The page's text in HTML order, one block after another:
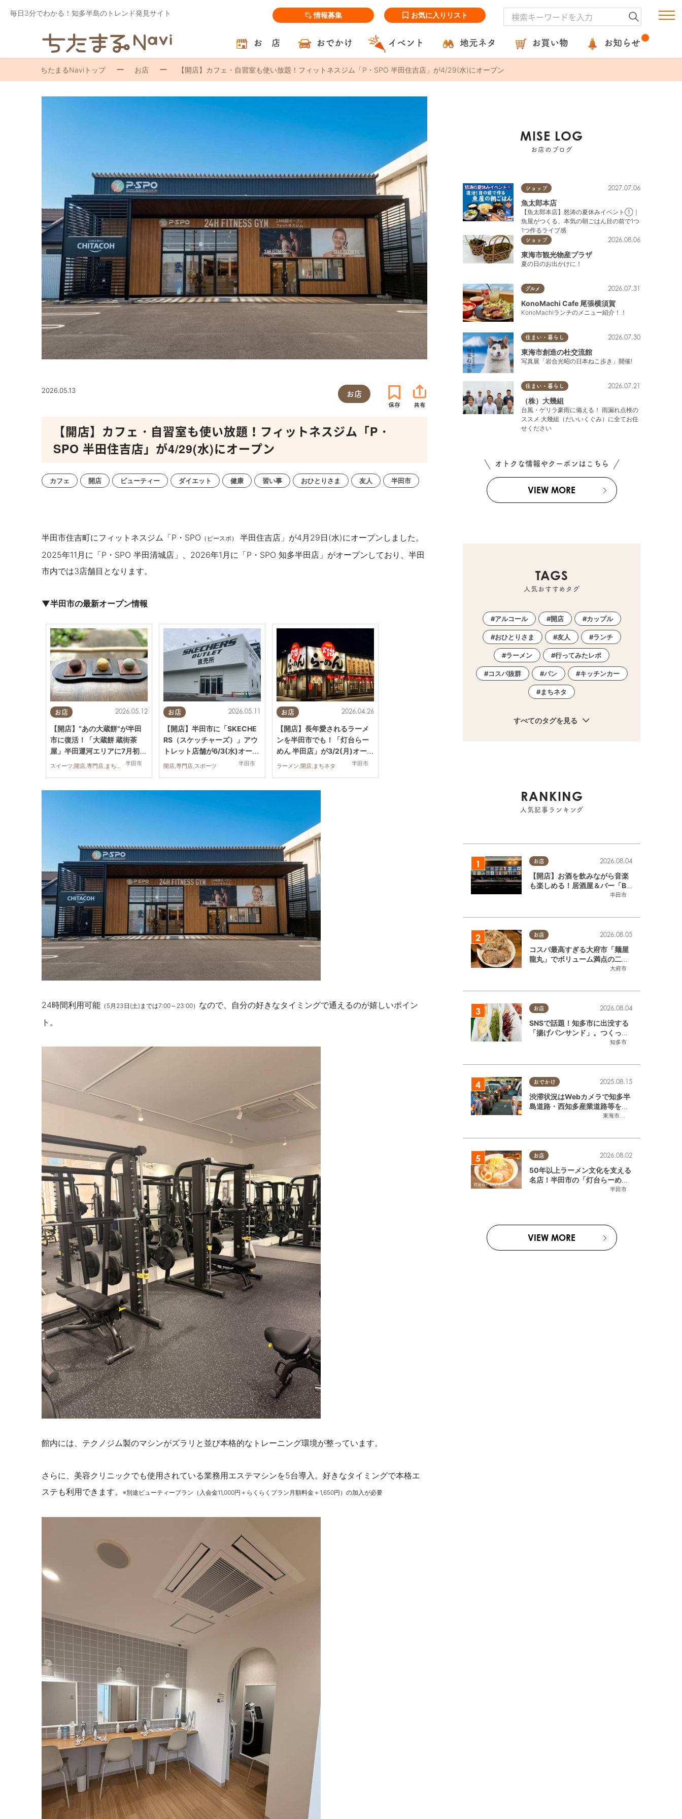
毎日3分でわかる！知多半島のトレンド発見サイト 情報募集 お気に入りリスト
お 店 おでかけ イベント 地元ネタ お買い物 お知らせ
ちたまるNaviトップ お店 【開店】カフェ・自習室も使い放題！フィットネスジム「P・SPO 半田住吉店」が4/29(水)にオープン
2026.05.13 お店
【開店】カフェ・自習室も使い放題！フィットネスジム「P・
SPO 半田住吉店」が4/29(水)にオープン
カフェ 開店 ビューティー ダイエット 健康 習い事 おひとりさま 友人 半田市
半田市住吉町にフィットネスジム「P・SPO （ピースポ）
半田住吉店」が4月29日(水)にオープンしました。
2025年11月に「P・SPO 半田清城店」、2026年1月に 「P・SPO 知多半田 店」がオープンしており、 半田
市内では3店舗目となります。
▼半田市の最新オープン情報
お店
半田市
2026.05.12
【開店】“あの大蔵餅”が半田
市に復活！「大蔵餅 蔵街茶
屋」半田運河エリアに7月初旬
オープン予定
スイーツ,開店,専門店,まちネタ
お店
半田市
2026.05.11
【開店】半田市に「SKECHE
RS（スケッチャーズ）」アウ
トレット店舗が6/3(水)オープ
ン予定！出店場所や現在の様
開店,専門店,スポーツ
お店
半田市
2026.04.26
【開店】長年愛されるラーメ
ンを半田市でも！「灯台らー
めん 半田店」が3/2(月)オープ
ン
ラーメン,開店,まちネタ
24時間利用可能 （5月23日(土)までは7:00～23:00） なので、自分の好きなタイミングで通えるのが嬉しいポイン
ト。
館内には、テクノジム製のマシンがズラリと並び本格的なトレーニング環境が整っています。
さらに、美容クリニックでも使用されている業務用エステマシンを5台導入。好きなタイミングで本格エ
ステも利用できます。
※別途ビューティープラン（入会金11,000円＋らくらくプラン月額料金＋1,650円）の加入が必要
MISE LOG
お店のブログ
ショップ 2027.07.06
魚太郎本店
【魚太郎本店】怒涛の夏休みイベント①｜
魚屋がつくる、本気の朝ごはん目の前で1つ
1つ作るライブ感
ショップ 2026.08.06
東海市観光物産プラザ
夏の日のお出かけに！
グルメ 2026.07.31
KonoMachi Cafe 尾張横須賀
KonoMachiランチのメニュー紹介！！
住まい・暮らし 2026.07.30
東海市創造の杜交流館
写真展「岩合光昭の日本ねこ歩き」開催!
住まい・暮らし 2026.07.21
（株）大幾組
台風・ゲリラ豪雨に備える！ 雨漏れ点検の
ススメ 大幾組（だいいくぐみ）に全てお任
せください
オトクな情報やクーポンはこちら
VIEW MORE
TAGS
人気おすすめタグ
アルコール 開店 カップル
おひとりさま 友人 ランチ
ラーメン 行ってみたレポ
コスパ抜群 パン キッチンカー
まちネタ
すべてのタグを見る
RANKING
人気記事ランキング
お店
半田市
2026.08.04
【開店】お酒を飲みながら音楽
も楽しめる！居酒屋＆バー「BL
OOMY（ブルーミー）」が7/3
お店
大府市
2026.08.05
コスパ最高すぎる大府市「麺屋
龍丸」でボリューム満点の二郎
系ラーメンを堪能してきた
お店
知多市
2026.08.04
SNSで話題！知多市に出没する
「揚げパンサンド」。つくって
いるのはお祭りお兄さん!?【ち
おでかけ
東海市
,大府市
2025.08.15
渋滞状況はWebカメラで知多半
島道路・西知多産業道路等をチ
お店
半田市
2026.08.02
50年以上ラーメン文化を支える
名店！半田市の「灯台らーめん
半田店」へ【熱血ラーメン伝 8
VIEW MORE